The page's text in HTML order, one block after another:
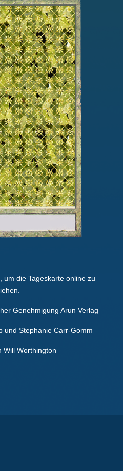
um die Tageskarte online zu
Genehmigung Arun Verlag
und Stephanie Carr-Gomm
Will Worthington